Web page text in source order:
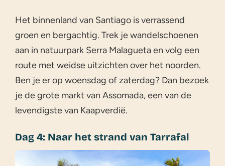
Het binnenland van Santiago is verrassend
groen en bergachtig. Trek je wandelschoenen
aan in natuurpark Serra Malagueta en volg een
route met weidse uitzichten over het noorden.
Ben je er op woensdag of zaterdag? Dan bezoek
je de grote markt van Assomada, een van de
levendigste van Kaapverdië.
Dag 4: Naar het strand van Tarrafal